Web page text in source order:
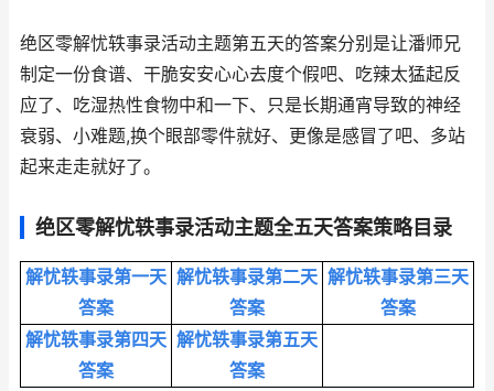
绝区零解忧轶事录活动主题第五天的答案分别是让潘师兄
制定一份食谱、干脆安安心心去度个假吧、吃辣太猛起反
应了、吃湿热性食物中和一下、只是长期通宵导致的神经
衰弱、小难题,换个眼部零件就好、更像是感冒了吧、多站
起来走走就好了。
绝区零解忧轶事录活动主题全五天答案策略目录
解忧轶事录第一天
答案
解忧轶事录第二天
答案
解忧轶事录第三天
答案
解忧轶事录第四天
答案
解忧轶事录第五天
答案